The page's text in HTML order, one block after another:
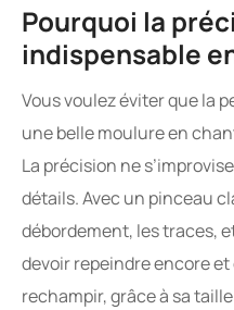
Pourquoi la
indispensable
Vous voulez éviter que la
une belle moulure en
La précision ne
détails. Avec un pinceau
débordement, les traces,
devoir repeindre encore
rechampir, grâce à sa